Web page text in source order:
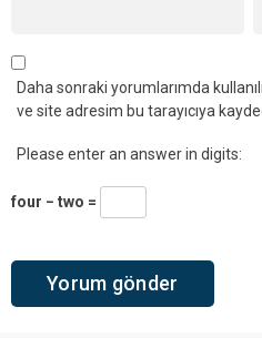
Daha sonraki yorumlarımda
ve site adresim bu tarayıcıya
Please enter an answer in digits:
four − two =